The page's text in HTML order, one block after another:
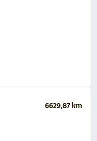
6629,87 km